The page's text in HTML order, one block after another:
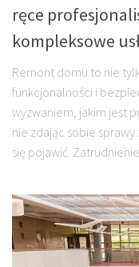
ręce
kompleksowe
Remont domu to nie
funkcjonalności i
wyzwaniem, jakim jest
nie zdając sobie
się pojawić. Zatrudnienie...